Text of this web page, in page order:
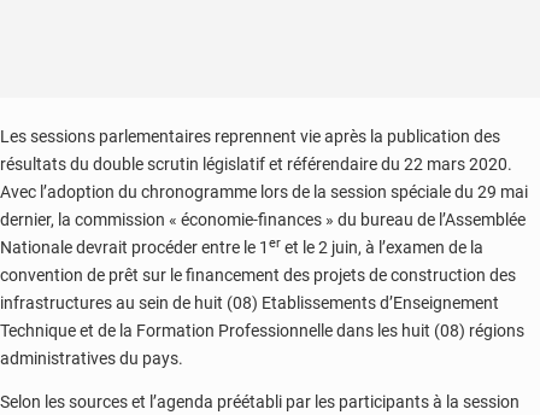
Les sessions parlementaires reprennent vie après la publication des
résultats du double scrutin législatif et référendaire du 22 mars 2020.
Avec l’adoption du chronogramme lors de la session spéciale du 29 mai
dernier, la commission « économie-finances » du bureau de l’Assemblée
Nationale devrait procéder entre le 1 er et le 2 juin, à l’examen de la
convention de prêt sur le financement des projets de construction des
infrastructures au sein de huit (08) Etablissements d’Enseignement
Technique et de la Formation Professionnelle dans les huit (08) régions
administratives du pays.
Selon les sources et l’agenda préétabli par les participants à la session